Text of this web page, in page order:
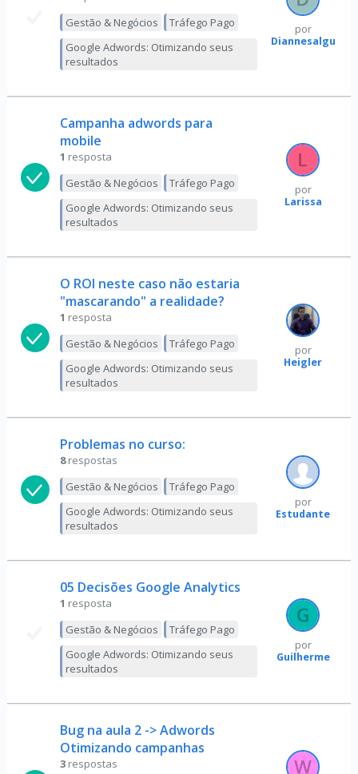
Gestão & Negócios
Tráfego Pago
Google Adwords: Otimizando seus
resultados
por
Diannesalgueiro
Campanha adwords para
mobile
1 resposta
Gestão & Negócios
Tráfego Pago
Google Adwords: Otimizando seus
resultados
por
Larissa
O ROI neste caso não estaria
"mascarando" a realidade?
1 resposta
Gestão & Negócios
Tráfego Pago
Google Adwords: Otimizando seus
resultados
por
Heigler
Problemas no curso:
8 respostas
Gestão & Negócios
Tráfego Pago
Google Adwords: Otimizando seus
resultados
por
Estudante
05 Decisões Google Analytics
1 resposta
Gestão & Negócios
Tráfego Pago
Google Adwords: Otimizando seus
resultados
por
Guilherme
Bug na aula 2 -> Adwords
Otimizando campanhas
3 respostas